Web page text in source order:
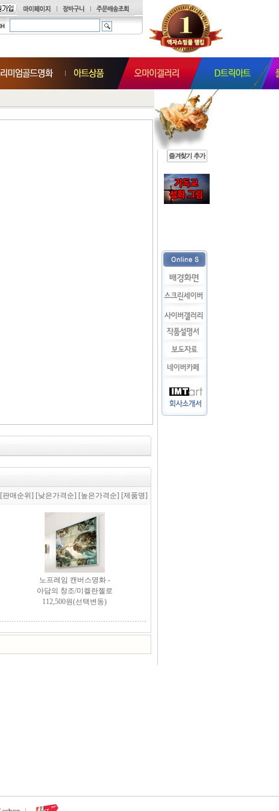
[판매순위] [낮은가격순] [높은가격순] [제품명]
노프레임 캔버스명화 -
아담의 창조/미켈란젤로
112,500원(선택변동)